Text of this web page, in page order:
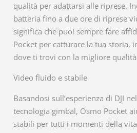
qualità per adattarsi alle riprese.
batteria fino a due ore di riprese
significa che puoi sempre fare
Pocket per catturare la tua storia,
dove ti trovi con la migliore
Video fluido e stabile
Basandosi sull’esperienza di DJI
tecnologia gimbal, Osmo Pocket
stabili per tutti i momenti della